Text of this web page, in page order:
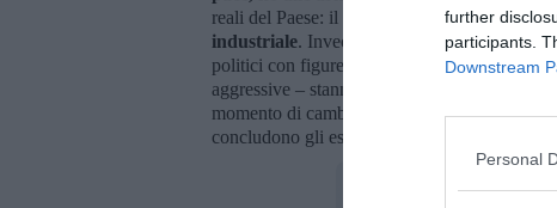
further
participants.
Downstream
Personal
reali del Paese: il
la tutela delle
industriale. Invece, continua a rincorrere
politici con figure inquietanti comeTrump e
aggressive – stanno danneggiando le
momento di cambiare rotta, perchéogni
concludono gli esponenti del Movimento 5